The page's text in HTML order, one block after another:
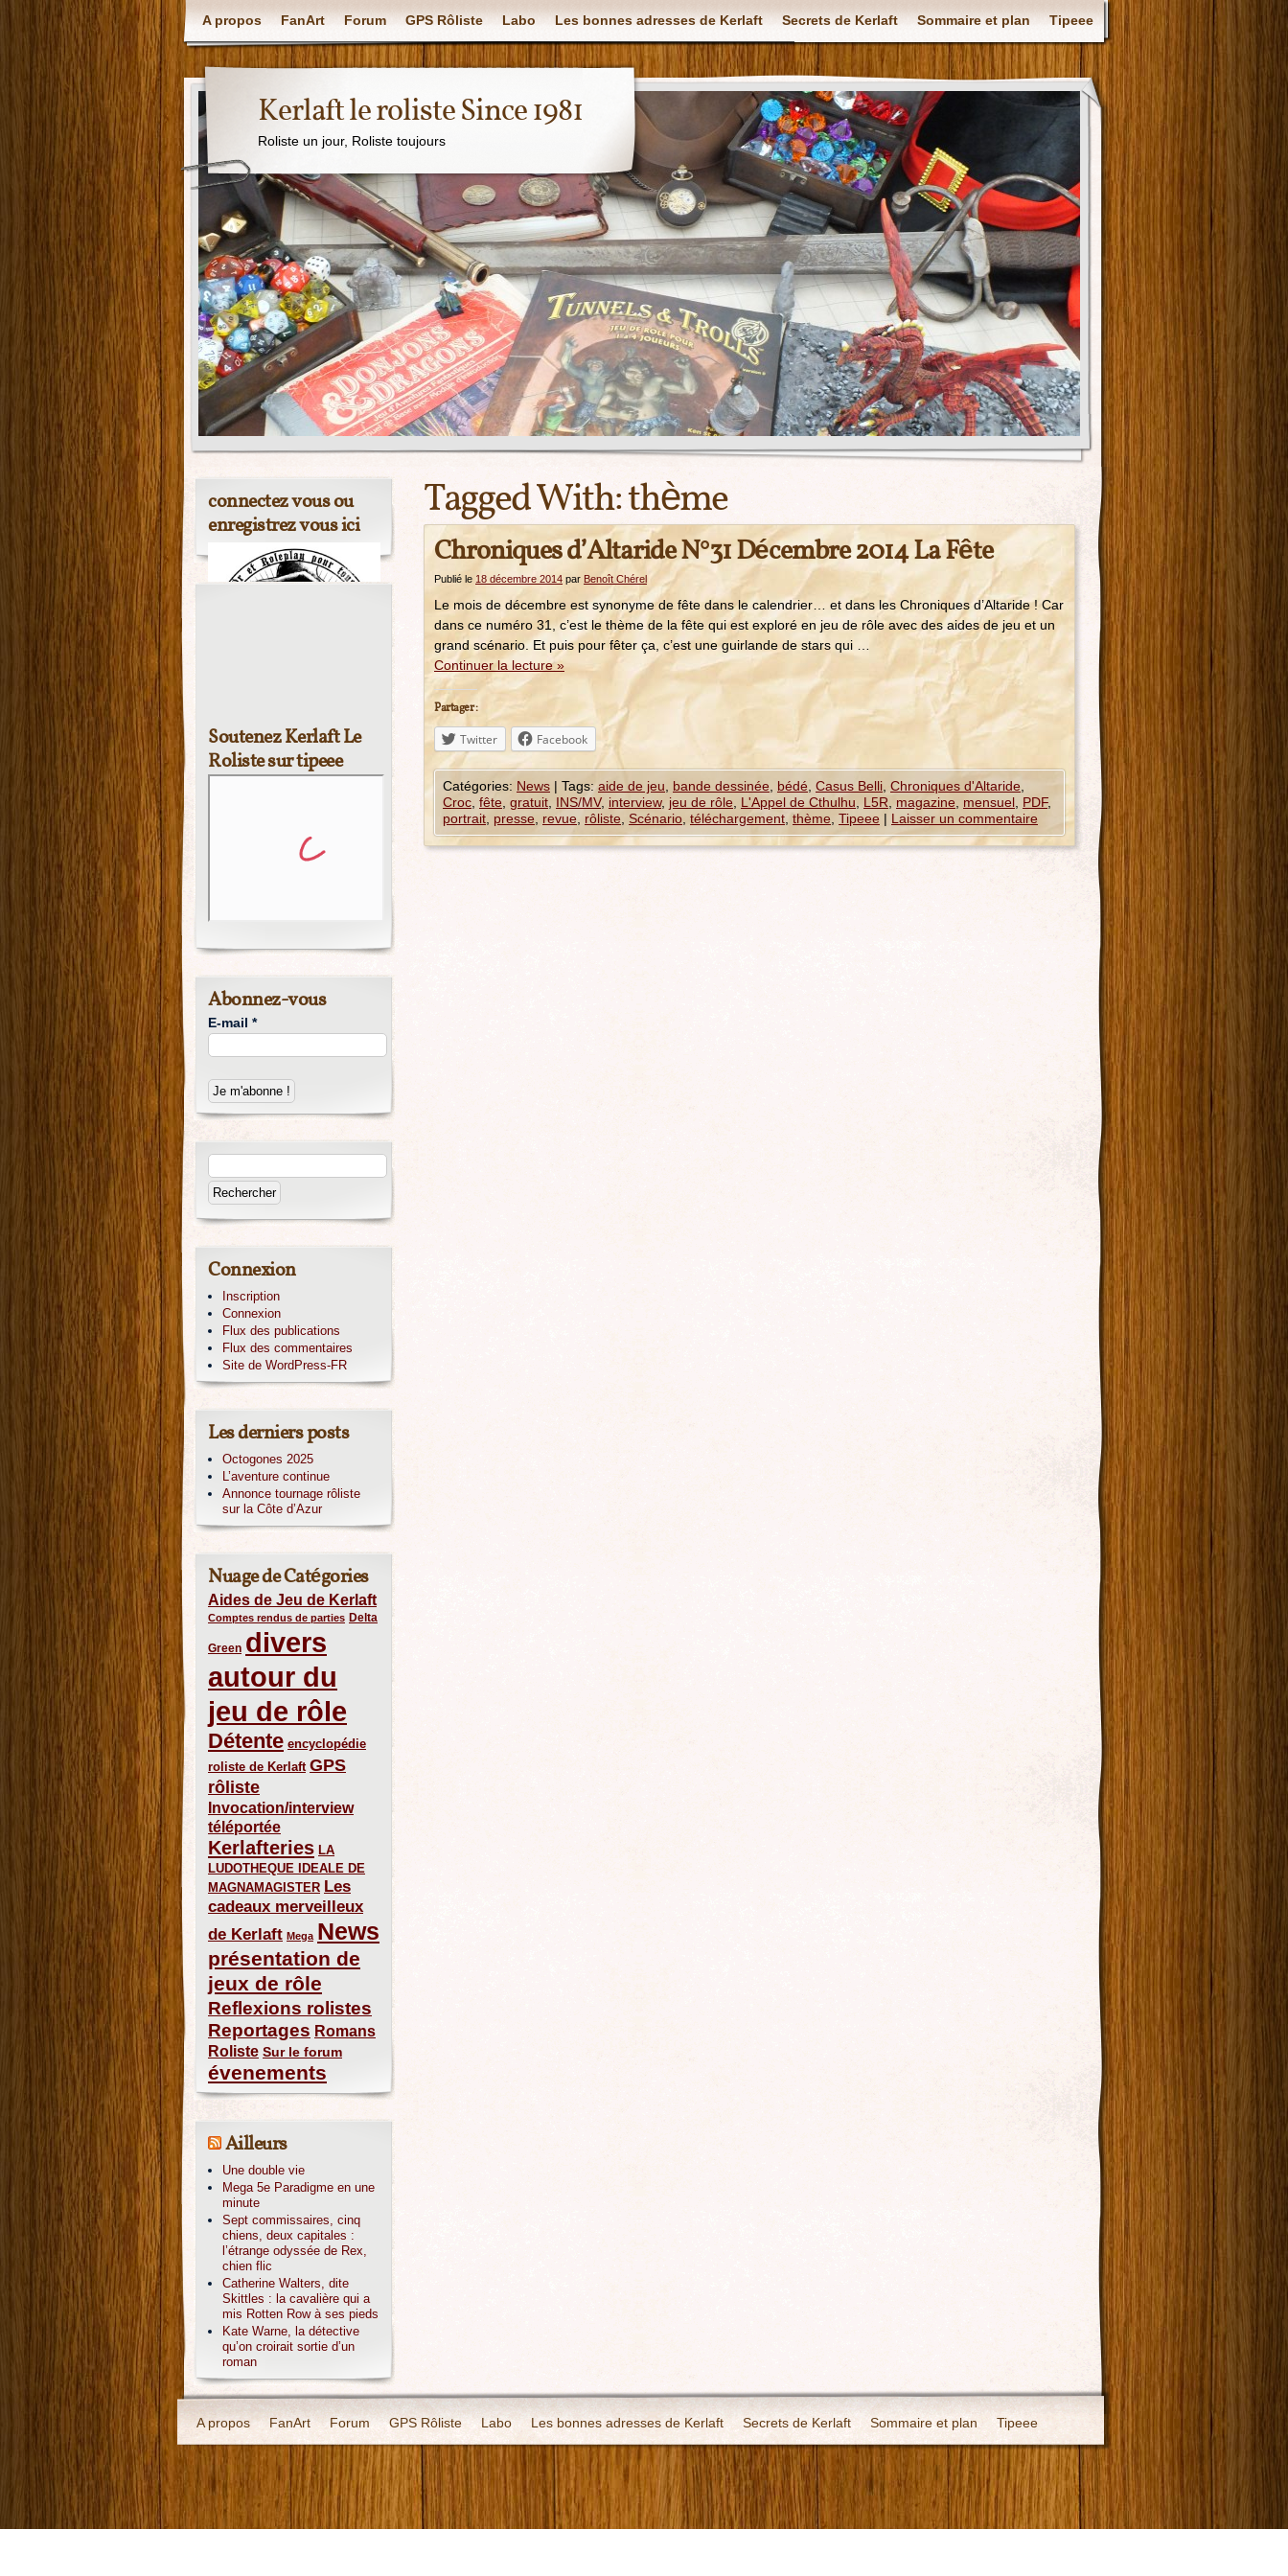
A propos FanArt Forum GPS Rôliste Labo Les bonnes adresses de Kerlaft Secrets de Kerlaft Sommaire et plan Tipeee
Kerlaft le roliste Since 1981
Roliste un jour, Roliste toujours
Tagged With:thème
Chroniques d’Altaride N°31 Décembre 2014 La Fête
Publié le 18 décembre 2014 par Benoît Chérel
Le mois de décembre est synonyme de fête dans le calendrier… et dans les Chroniques d’Altaride ! Car
dans ce numéro 31, c’est le thème de la fête qui est exploré en jeu de rôle avec des aides de jeu et un
grand scénario. Et puis pour fêter ça, c’est une guirlande de stars qui …
Continuer la lecture»
Partager :
Twitter Facebook
Catégories: News | Tags: aide de jeu bande dessinée bédé Casus Belli Chroniques d'Altaride
Croc fête gratuit INS/MV, interview, jeu de rôle L'Appel de Cthulhu L5R magazine mensuel PDF,
portrait presse revue rôliste Scénario téléchargement thème Tipeee | Laisser un commentaire
connectez vous ou
enregistrez vous ici
Soutenez Kerlaft Le
Roliste sur tipeee
Abonnez-vous
E-mail *
Connexion
Inscription
Connexion
Flux des publications
Flux des commentaires
Site de WordPress-FR
Les derniers posts
Octogones 2025
L’aventure continue
Annonce tournage rôliste
sur la Côte d’Azur
Nuage de Catégories
Aides de Jeu de Kerlaft
Comptes rendus de parties Delta
Green divers
autour du
jeu de rôle
Détente encyclopédie
roliste de Kerlaft GPS
rôliste
Invocation/interview
téléportée
Kerlafteries LA
LUDOTHEQUE IDEALE DE
MAGNAMAGISTER Les
cadeaux merveilleux
de Kerlaft Mega News
présentation de
jeux de rôle
Reflexions rolistes
Reportages Romans
Roliste Sur le forum
évenements
Ailleurs
Une double vie
Mega 5e Paradigme en une
minute
Sept commissaires, cinq
chiens, deux capitales :
l’étrange odyssée de Rex,
chien flic
Catherine Walters, dite
Skittles : la cavalière qui a
mis Rotten Row à ses pieds
Kate Warne, la détective
qu’on croirait sortie d’un
roman
A propos FanArt Forum GPS Rôliste Labo Les bonnes adresses de Kerlaft Secrets de Kerlaft Sommaire et plan Tipeee